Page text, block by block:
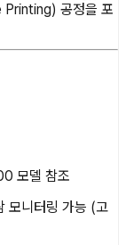
공정을 포
모델 참조
모니터링 가능 (고